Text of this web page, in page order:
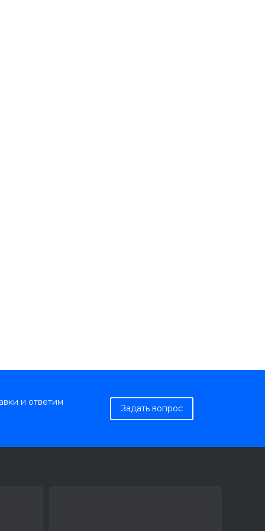
и ответим
Задать вопрос